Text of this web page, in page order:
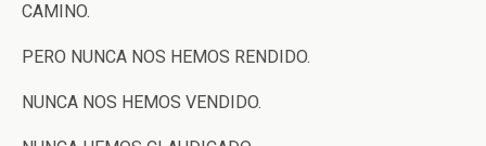
CAMINO.
PERO NUNCA NOS HEMOS RENDIDO.
NUNCA NOS HEMOS VENDIDO.